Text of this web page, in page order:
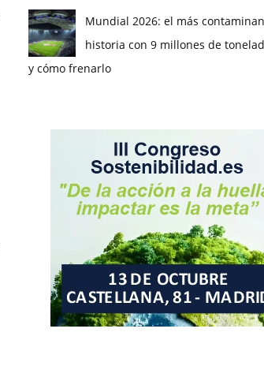
Mundial 2026: el más
historia con 9 millones de
y cómo frenarlo